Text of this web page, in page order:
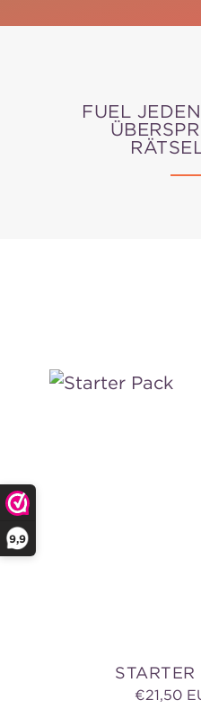
9,9
FUEL
Starter
STARTER
€21,50